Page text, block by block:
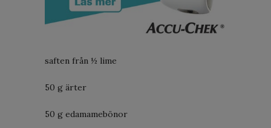
saften från ½ lime
50 g ärter
50 g edamamebönor